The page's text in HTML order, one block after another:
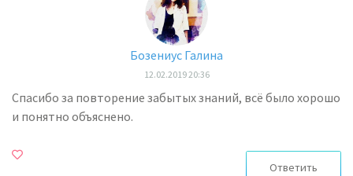
Бозениус Галина
12.02.2019 20:36
Спасибо за повторение забытых знаний, всё было хорошо
и понятно объяснено.
Ответить